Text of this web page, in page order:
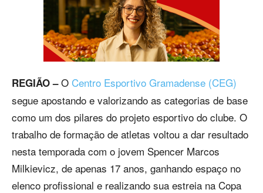
REGIÃO –O Centro Esportivo Gramadense (CEG)
segue apostando e valorizando as categorias de base
como um dos pilares do projeto esportivo do clube. O
trabalho de formação de atletas voltou a dar resultado
nesta temporada com o jovem Spencer Marcos
Milkievicz, de apenas 17 anos, ganhando espaço no
elenco profissional e realizando sua estreia na Copa